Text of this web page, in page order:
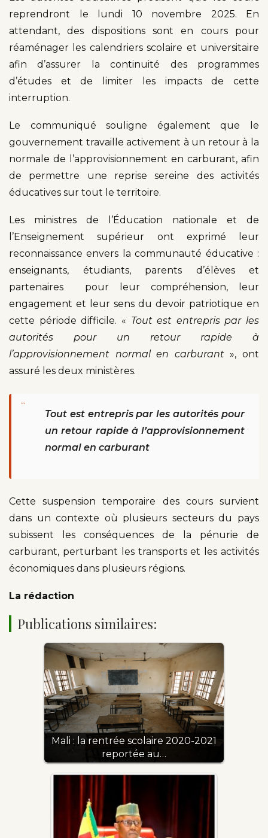
reprendront le lundi 10 novembre 2025. En
attendant, des dispositions sont en cours pour
réaménager les calendriers scolaire et universitaire
afin d’assurer la continuité des programmes
d’études et de limiter les impacts de cette
interruption.
Le communiqué souligne également que le
gouvernement travaille activement à un retour à la
normale de l’approvisionnement en carburant, afin
de permettre une reprise sereine des activités
éducatives sur tout le territoire.
Les ministres de l’Éducation nationale et de
l’Enseignement supérieur ont exprimé leur
reconnaissance envers la communauté éducative :
enseignants, étudiants, parents d’élèves et
partenaires pour leur compréhension, leur
engagement et leur sens du devoir patriotique en
cette période difficile. « Tout est entrepris par les
autorités pour un retour rapide à
l’approvisionnement normal en carburant», ont
assuré les deux ministères.
“
Tout est entrepris par les autorités pour
un retour rapide à l’approvisionnement
normal en carburant
Cette suspension temporaire des cours survient
dans un contexte où plusieurs secteurs du pays
subissent les conséquences de la pénurie de
carburant, perturbant les transports et les activités
économiques dans plusieurs régions.
La rédaction
Publications similaires:
Mali : la rentrée scolaire 2020-2021
reportée au…